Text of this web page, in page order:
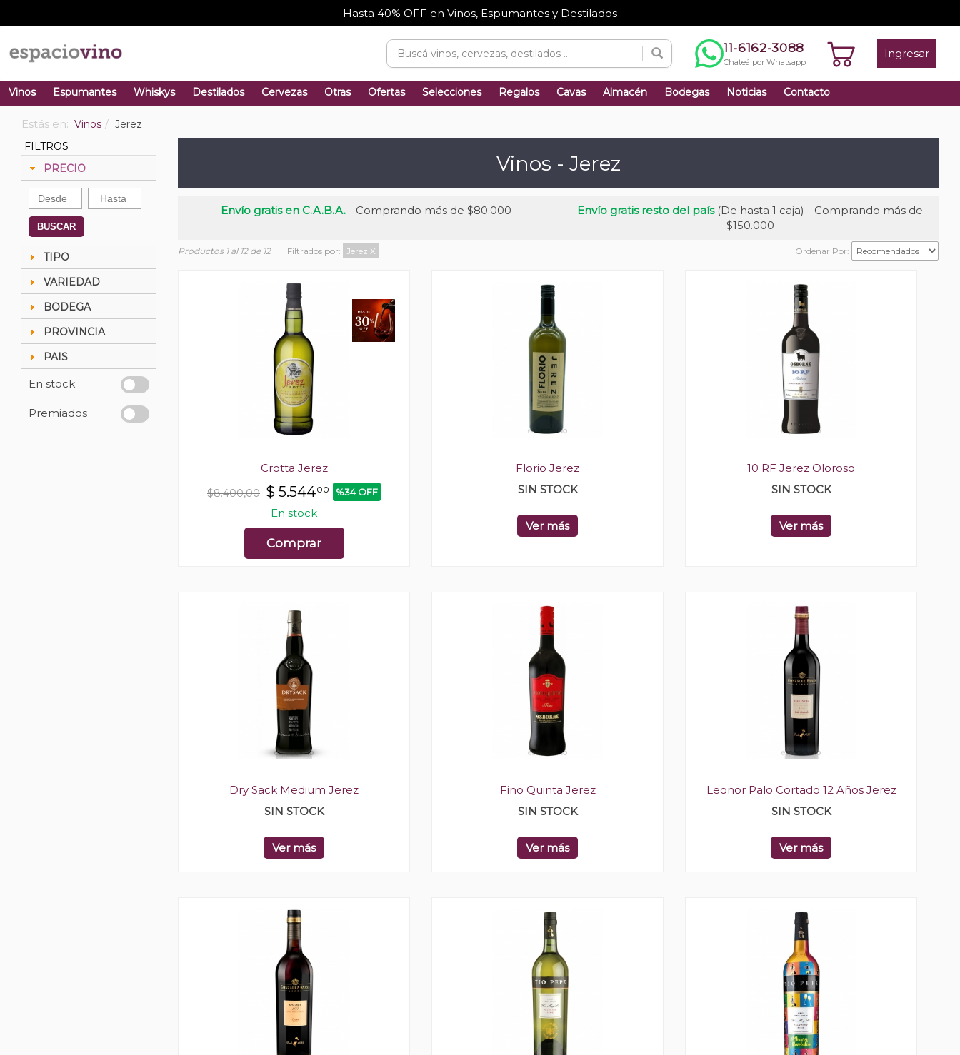
Hasta 40% OFF en Vinos, Espumantes y Destilados
11-6162-3088
Chateá por Whatsapp
Ingresar
Vinos Espumantes Whiskys Destilados Cervezas Otras Ofertas Selecciones Regalos Cavas Almacén Bodegas Noticias Contacto
Estás en: Vinos
Jerez
FILTROS
PRECIO
BUSCAR
TIPO
VARIEDAD
BODEGA
PROVINCIA
PAIS
En stock
Premiados
Vinos - Jerez
Envío gratis en C.A.B.A. - Comprando más de $80.000 Envío gratis resto del país(De hasta 1 caja) - Comprando más de
$150.000
Productos 1 al 12 de 12 Filtrados por: Jerez X Ordenar Por:
Crotta Jerez
$8.400,00 $ 5.54400 %34 OFF
En stock
Comprar
Florio Jerez
SIN STOCK
Ver más
10 RF Jerez Oloroso
SIN STOCK
Ver más
Dry Sack Medium Jerez
SIN STOCK
Ver más
Fino Quinta Jerez
SIN STOCK
Ver más
Leonor Palo Cortado 12 Años Jerez
SIN STOCK
Ver más